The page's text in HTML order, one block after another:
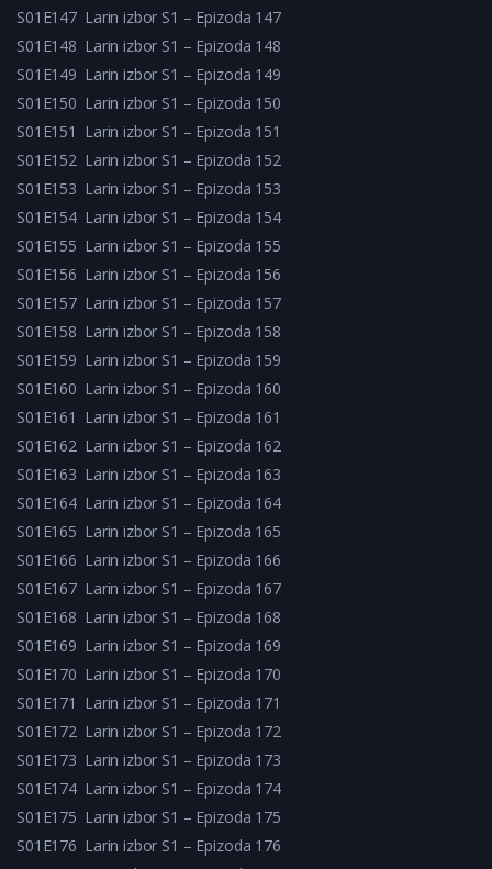
S01E147 Larin izbor S1 – Epizoda 147
S01E148 Larin izbor S1 – Epizoda 148
S01E149 Larin izbor S1 – Epizoda 149
S01E150 Larin izbor S1 – Epizoda 150
S01E151 Larin izbor S1 – Epizoda 151
S01E152 Larin izbor S1 – Epizoda 152
S01E153 Larin izbor S1 – Epizoda 153
S01E154 Larin izbor S1 – Epizoda 154
S01E155 Larin izbor S1 – Epizoda 155
S01E156 Larin izbor S1 – Epizoda 156
S01E157 Larin izbor S1 – Epizoda 157
S01E158 Larin izbor S1 – Epizoda 158
S01E159 Larin izbor S1 – Epizoda 159
S01E160 Larin izbor S1 – Epizoda 160
S01E161 Larin izbor S1 – Epizoda 161
S01E162 Larin izbor S1 – Epizoda 162
S01E163 Larin izbor S1 – Epizoda 163
S01E164 Larin izbor S1 – Epizoda 164
S01E165 Larin izbor S1 – Epizoda 165
S01E166 Larin izbor S1 – Epizoda 166
S01E167 Larin izbor S1 – Epizoda 167
S01E168 Larin izbor S1 – Epizoda 168
S01E169 Larin izbor S1 – Epizoda 169
S01E170 Larin izbor S1 – Epizoda 170
S01E171 Larin izbor S1 – Epizoda 171
S01E172 Larin izbor S1 – Epizoda 172
S01E173 Larin izbor S1 – Epizoda 173
S01E174 Larin izbor S1 – Epizoda 174
S01E175 Larin izbor S1 – Epizoda 175
S01E176 Larin izbor S1 – Epizoda 176